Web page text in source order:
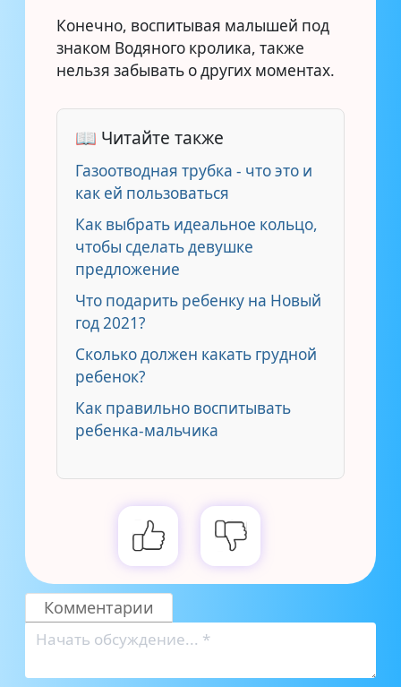
Конечно, воспитывая малышей под
знаком Водяного кролика, также
нельзя забывать о других моментах.
📖 Читайте также
Газоотводная трубка - что это и
как ей пользоваться
Как выбрать идеальное кольцо,
чтобы сделать девушке
предложение
Что подарить ребенку на Новый
год 2021?
Сколько должен какать грудной
ребенок?
Как правильно воспитывать
ребенка-мальчика
Комментарии